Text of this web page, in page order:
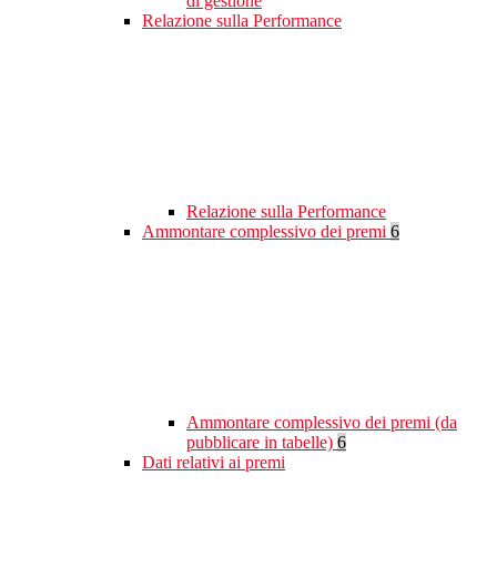
Relazione sulla Performance
Relazione sulla Performance
Ammontare complessivo dei premi 6
Ammontare complessivo dei premi (da
pubblicare in tabelle) 6
Dati relativi ai premi